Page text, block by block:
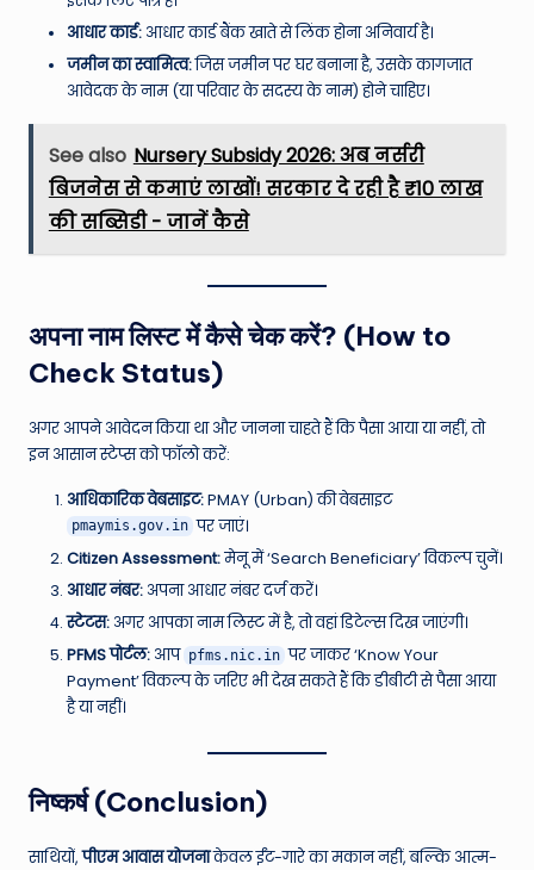
आधार कार्ड: आधार कार्ड बैंक खाते से लिंक होना अनिवार्य है।
जमीन का स्वामित्व:जिस जमीन पर घर बनाना है, उसके कागजात
आवेदक के नाम (या परिवार के सदस्य के नाम) होने चाहिए।
See also Nursery Subsidy 2026: अब नर्सरी
बिजनेस से कमाएं लाखों! सरकार दे रही है ₹10 लाख
की सब्सिडी - जानें कैसे
अपना नाम लिस्ट में कैसे चेक करें? (How to
Check Status)
अगर आपने आवेदन किया था और जानना चाहते हैं कि पैसा आया या नहीं, तो
इन आसान स्टेप्स को फॉलो करें:
आधिकारिक वेबसाइट:PMAY (Urban) की वेबसाइट
pmaymis.gov.in पर जाएं।
Citizen Assessment:मेनू में ‘Search Beneficiary’ विकल्प चुनें।
आधार नंबर: अपना आधार नंबर दर्ज करें।
स्टेटस: अगर आपका नाम लिस्ट में है, तो वहां डिटेल्स दिख जाएंगी।
PFMS पोर्टल: आप pfms.nic.in पर जाकर ‘Know Your
Payment’ विकल्प के जरिए भी देख सकते हैं कि डीबीटी से पैसा आया
है या नहीं।
निष्कर्ष (Conclusion)
साथियों,पीएम आवास योजनाकेवल ईंट-गारे का मकान नहीं, बल्कि आत्म-